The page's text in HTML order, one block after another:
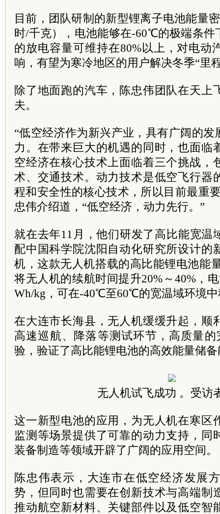
目前，团队研制的新型锂离子电池能量
时/千克），电池能够在-60℃的极端条件
的放电容量可维持在80%以上，对电动
响，有望为寒冷地区的用户解决冬季“里
除了地面跑的汽车，陈忠伟团队在天上
夫。
“低空经济作为新兴产业，具有广阔的
力。在带来巨大的机遇的同时，也面临
空经济在核心技术上面临着三个挑战，
术、交通技术。动力技术是低空飞行器
程和安全性的核心技术，所以目前最重
忠伟介绍道，“低空经济，动力先行。”
就在去年11月，他们研发了高比能宽温
配中国科学院沈阳自动化研究所设计的
机，这款无人机搭载的高比能锂电池能
将无人机的续航时间提升20%～40%，
Wh/kg，可在-40℃至60℃的宽温域环境
在大连市长海县，无人机缓缓升起，顺
高速巡航、降落等测试环节，高质量
验，验证了高比能锂电池的高效能量储
无人机试飞成功 。受访
这一新型电池的应用，为无人机在寒区
监测等场景提供了可靠的动力支持，同
装备制造等领域开辟了广阔的应用空间。
陈忠伟表示，大连市在低空经济发展
势，但同时也需要在创新技术与高端制
推动航空新材料、关键部件以及低空智